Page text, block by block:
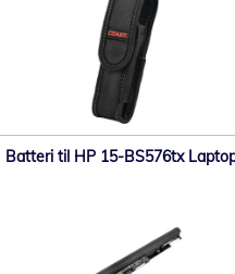
Batteri til HP 15-BS576tx